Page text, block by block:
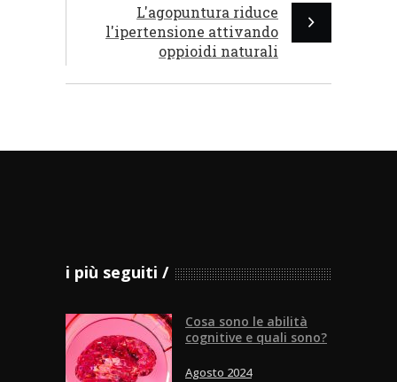
L'agopuntura riduce
l'ipertensione attivando
oppioidi naturali
i più seguiti
Cosa sono le abilità
cognitive e quali sono?
Agosto 2024